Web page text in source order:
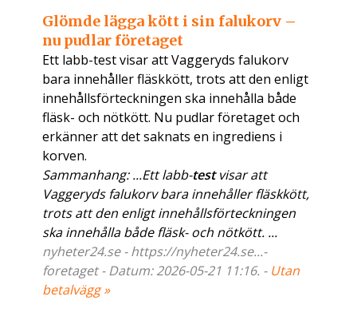
Glömde lägga kött i sin falukorv –
nu pudlar företaget
Ett labb-test visar att Vaggeryds falukorv
bara innehåller fläskkött, trots att den enligt
innehållsförteckningen ska innehålla både
fläsk- och nötkött. Nu pudlar företaget och
erkänner att det saknats en ingrediens i
korven.
Sammanhang: ...Ett labb-testvisar att
Vaggeryds falukorv bara innehåller fläskkött,
trots att den enligt innehållsförteckningen
ska innehålla både fläsk- och nötkött. ...
nyheter24.se - https://nyheter24.se...-
foretaget - Datum: 2026-05-21 11:16. - Utan
betalvägg »